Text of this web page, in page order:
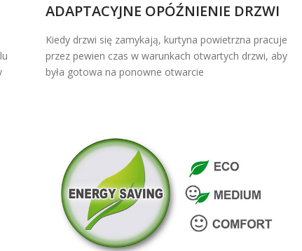
ADAPTACYJNE OPÓŹNIENIE DRZWI
Kiedy drzwi się zamykają, kurtyna powietrzna pracuje
przez pewien czas w warunkach otwartych drzwi, aby
była gotowa na ponowne otwarcie